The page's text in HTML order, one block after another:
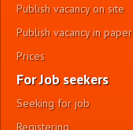
Publish vacancy on site
Publish vacancy in paper
Prices
For Job seekers
Seeking for job
Registering